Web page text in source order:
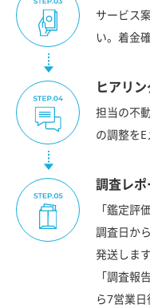
サービス
い。着金
ヒアリ
担当の不
の調整をE
調査レ
「鑑定評
調査日か
発送します
「調査報
ら7営業